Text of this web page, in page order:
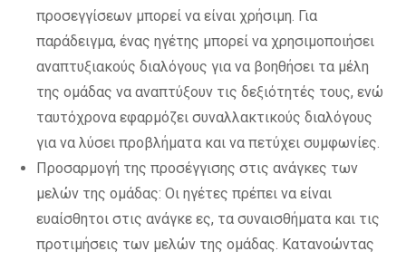
προσεγγίσεων μπορεί να είναι χρήσιμη. Για
παράδειγμα, ένας ηγέτης μπορεί να χρησιμοποιήσει
αναπτυξιακούς διαλόγους για να βοηθήσει τα μέλη
της ομάδας να αναπτύξουν τις δεξιότητές τους, ενώ
ταυτόχρονα εφαρμόζει συναλλακτικούς διαλόγους
για να λύσει προβλήματα και να πετύχει συμφωνίες.
Προσαρμογή της προσέγγισης στις ανάγκες των
μελών της ομάδας: Οι ηγέτες πρέπει να είναι
ευαίσθητοι στις ανάγκε ες, τα συναισθήματα και τις
προτιμήσεις των μελών της ομάδας. Κατανοώντας